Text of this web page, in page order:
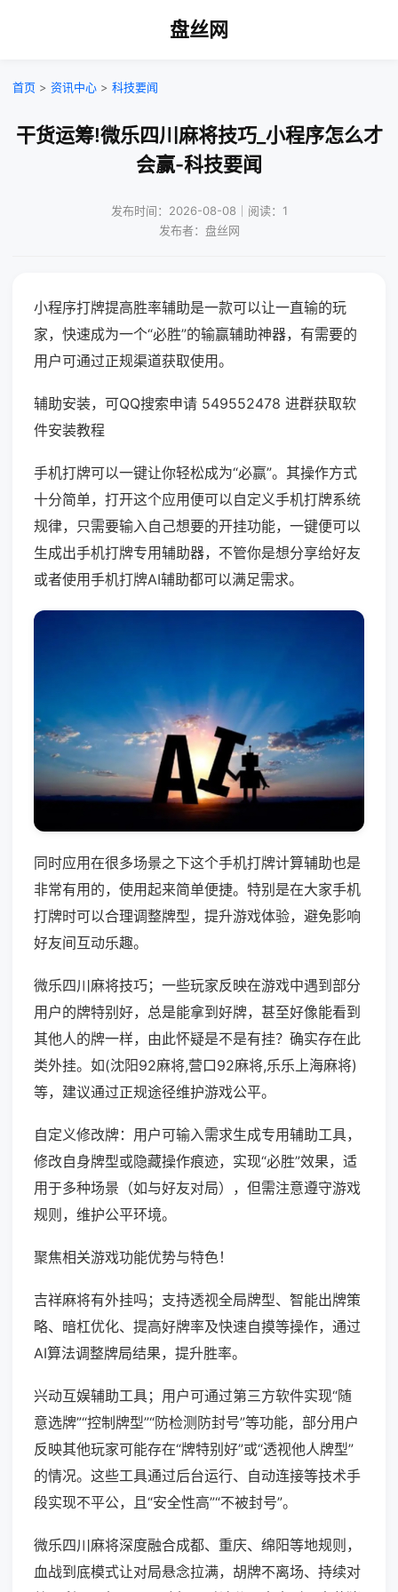
盘丝网
首页 > 资讯中心 > 科技要闻
干货运筹!微乐四川麻将技巧_小程序怎么才
会赢-科技要闻
发布时间：2026-08-08｜阅读：1
发布者：盘丝网
小程序打牌提高胜率辅助是一款可以让一直输的玩
家，快速成为一个“必胜”的输赢辅助神器，有需要的
用户可通过正规渠道获取使用。
辅助安装，可QQ搜索申请 549552478 进群获取软
件安装教程
手机打牌可以一键让你轻松成为“必赢”。其操作方式
十分简单，打开这个应用便可以自定义手机打牌系统
规律，只需要输入自己想要的开挂功能，一键便可以
生成出手机打牌专用辅助器，不管你是想分享给好友
或者使用手机打牌AI辅助都可以满足需求。
同时应用在很多场景之下这个手机打牌计算辅助也是
非常有用的，使用起来简单便捷。特别是在大家手机
打牌时可以合理调整牌型，提升游戏体验，避免影响
好友间互动乐趣。
微乐四川麻将技巧；一些玩家反映在游戏中遇到部分
用户的牌特别好，总是能拿到好牌，甚至好像能看到
其他人的牌一样，由此怀疑是不是有挂？确实存在此
类外挂。如(沈阳92麻将,营口92麻将,乐乐上海麻将)
等，建议通过正规途径维护游戏公平。
自定义修改牌：用户可输入需求生成专用辅助工具，
修改自身牌型或隐藏操作痕迹，实现“必胜”效果，适
用于多种场景（如与好友对局），但需注意遵守游戏
规则，维护公平环境。
聚焦相关游戏功能优势与特色！
吉祥麻将有外挂吗；支持透视全局牌型、智能出牌策
略、暗杠优化、提高好牌率及快速自摸等操作，通过
AI算法调整牌局结果，提升胜率。
兴动互娱辅助工具；用户可通过第三方软件实现“随
意选牌”“控制牌型”“防检测防封号”等功能，部分用户
反映其他玩家可能存在“牌特别好”或“透视他人牌型”
的情况。这些工具通过后台运行、自动连接等技术手
段实现不平公，且“安全性高”“不被封号”。
微乐四川麻将深度融合成都、重庆、绵阳等地规则，
血战到底模式让对局悬念拉满，胡牌不离场、持续对